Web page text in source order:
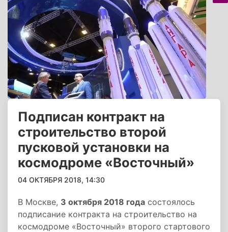
Подписан контракт на
строительство второй
пусковой установки на
космодроме «Восточный»
04 ОКТЯБРЯ 2018, 14:30
В Москве, 3 октября 2018 года состоялось
подписание контракта на строительство на
космодроме «Восточный» второго стартового